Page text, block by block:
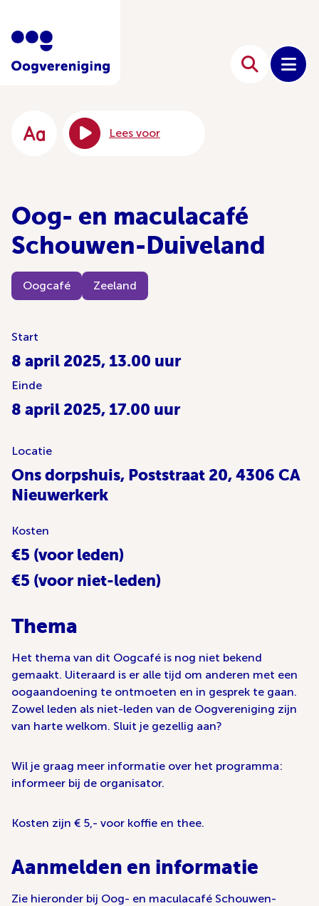
Lees voor
Oog- en maculacafé
Schouwen-Duiveland
Oogcafé Zeeland
Start
8 april 2025, 13.00 uur
Einde
8 april 2025, 17.00 uur
Locatie
Ons dorpshuis, Poststraat 20, 4306 CA
Nieuwerkerk
Kosten
€5 (voor leden)
€5 (voor niet-leden)
Thema
Het thema van dit Oogcafé is nog niet bekend
gemaakt. Uiteraard is er alle tijd om anderen met een
oogaandoening te ontmoeten en in gesprek te gaan.
Zowel leden als niet-leden van de Oogvereniging zijn
van harte welkom. Sluit je gezellig aan?
Wil je graag meer informatie over het programma:
informeer bij de organisator.
Kosten zijn € 5,- voor koffie en thee.
Aanmelden en informatie
Zie hieronder bij Oog- en maculacafé Schouwen-